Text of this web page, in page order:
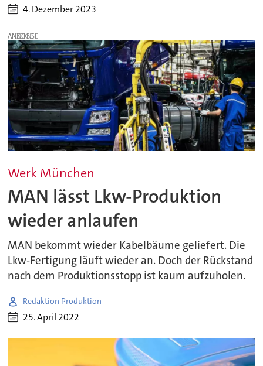
4. Dezember 2023
ANZEIGE
Werk München
MAN lässt Lkw-Produktion
wieder anlaufen
MAN bekommt wieder Kabelbäume geliefert. Die
Lkw-Fertigung läuft wieder an. Doch der Rückstand
nach dem Produktionsstopp ist kaum aufzuholen.
Redaktion Produktion
25. April 2022